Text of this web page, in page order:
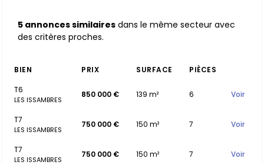
5 annonces similaires dans le même secteur avec
des critères proches.
BIEN PRIX SURFACE
PIÈCES
T6
LES ISSAMBRES
850 000 € 139 m² 6 Voir
T7
LES ISSAMBRES
750 000 € 150 m² 7 Voir
T7
LES ISSAMBRES
750 000 € 150 m² 7 Voir